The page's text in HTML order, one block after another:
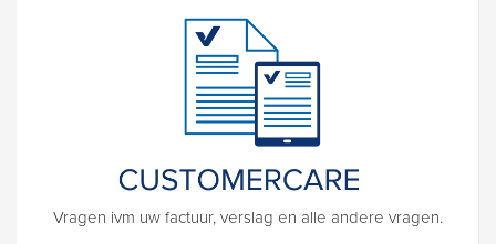
Vragen ivm uw factuur, verslag en alle andere vragen.